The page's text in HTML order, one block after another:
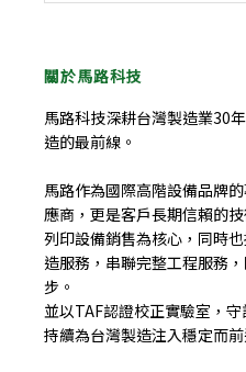
關於馬路科技
馬路科技深耕台灣製造業30
造的最前線。
馬路作為國際高階設備品牌
應商，更是客戶長期信賴的
列印設備銷售為核心，同時
造服務，串聯完整工程服務
步。
並以TAF認證校正實驗室，
持續為台灣製造注入穩定而前